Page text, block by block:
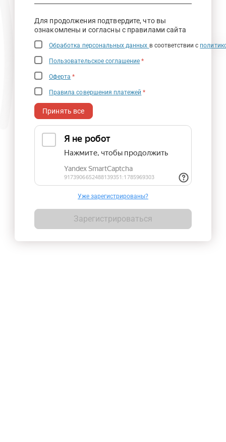
Для продолжения подтвердите, что вы
ознакомлены и согласны с правилами сайта
Обработка персональных данных в соответствии с
Пользовательское соглашение *
Оферта *
Правила совершения платежей *
Принять все
Уже зарегистрированы?
Зарегистрироваться